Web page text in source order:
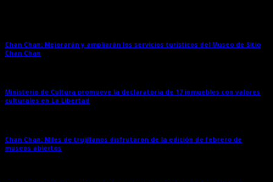
Chan Chan: Mejorarán y ampliarán los servicios turísticos del Museo de Sitio
Chan Chan
Ministerio de Cultura promueve la declaratoria de 17 inmuebles con valores
culturales en La Libertad
Chan Chan: Miles de trujillanos disfrutaron de la edición de febrero de
museos abiertos